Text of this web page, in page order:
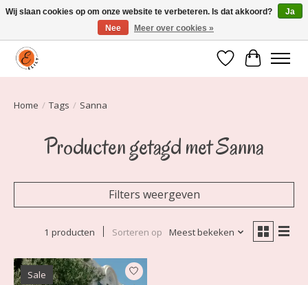
Elily is er om jou te laten stralen! Mode vanaf maat 34 t/m 54
Verlanglijst
Home / Tags / Sanna
Producten getagd met Sanna
Filters weergeven
1 producten Sorteren op Meest bekeken
Sale
Wij slaan cookies op om onze website te verbeteren. Is dat akkoord?
Ja
Nee
Meer over cookies »